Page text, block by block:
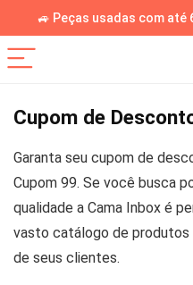
🚙 Peças usadas com até
Cupom de
Garanta seu cupom de
Cupom 99. Se você busca
qualidade a Cama Inbox é
vasto catálogo de produtos
de seus clientes.